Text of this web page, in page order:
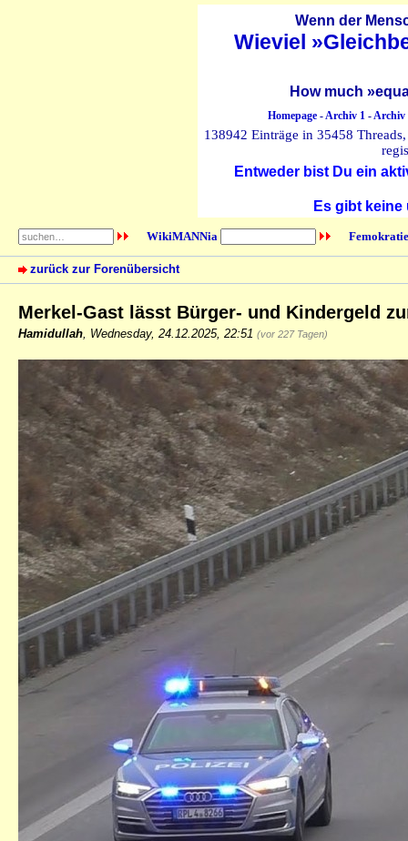
Wenn der
Wieviel
How much
Homepage -Archiv 1 -Archiv
138942 Einträge in 35458
Entweder bist Du ein
Es gibt
WikiMANNia
zurück zur Forenübersicht
Merkel-Gast lässt Bürger- und Kindergeld
Hamidullah Wednesday, 24.12.2025, 22:51 (vor 227 Tagen)